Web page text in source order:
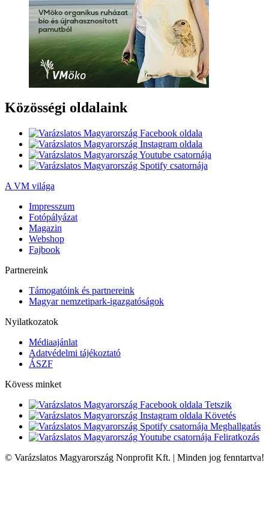
Közösségi oldalaink
A VM világa
Impresszum
Fotópályázat
Magazin
Webshop
Fajbook
Partnereink
Támogatóink és partnereink
Magyar nemzetipark-igazgatóságok
Nyilatkozatok
Médiaajánlat
Adatvédelmi tájékoztató
ÁSZF
Kövess minket
Tetszik
Követés
Meghallgatás
Feliratkozás
© Varázslatos Magyarország Nonprofit Kft. | Minden jog fenntartva!